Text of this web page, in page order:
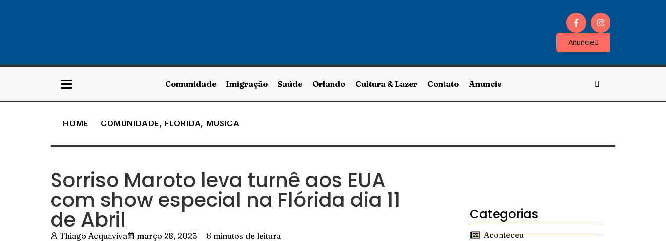
Anuncie
Comunidade Imigração Saúde Orlando Cultura & Lazer Contato Anuncie
HOME COMUNIDADE, FLORIDA, MUSICA
Sorriso Maroto leva turnê aos EUA
com show especial na Flórida dia 11
de Abril
Thiago Acquaviva março 28, 2025 6 minutos de leitura
Categorias
Aconteceu